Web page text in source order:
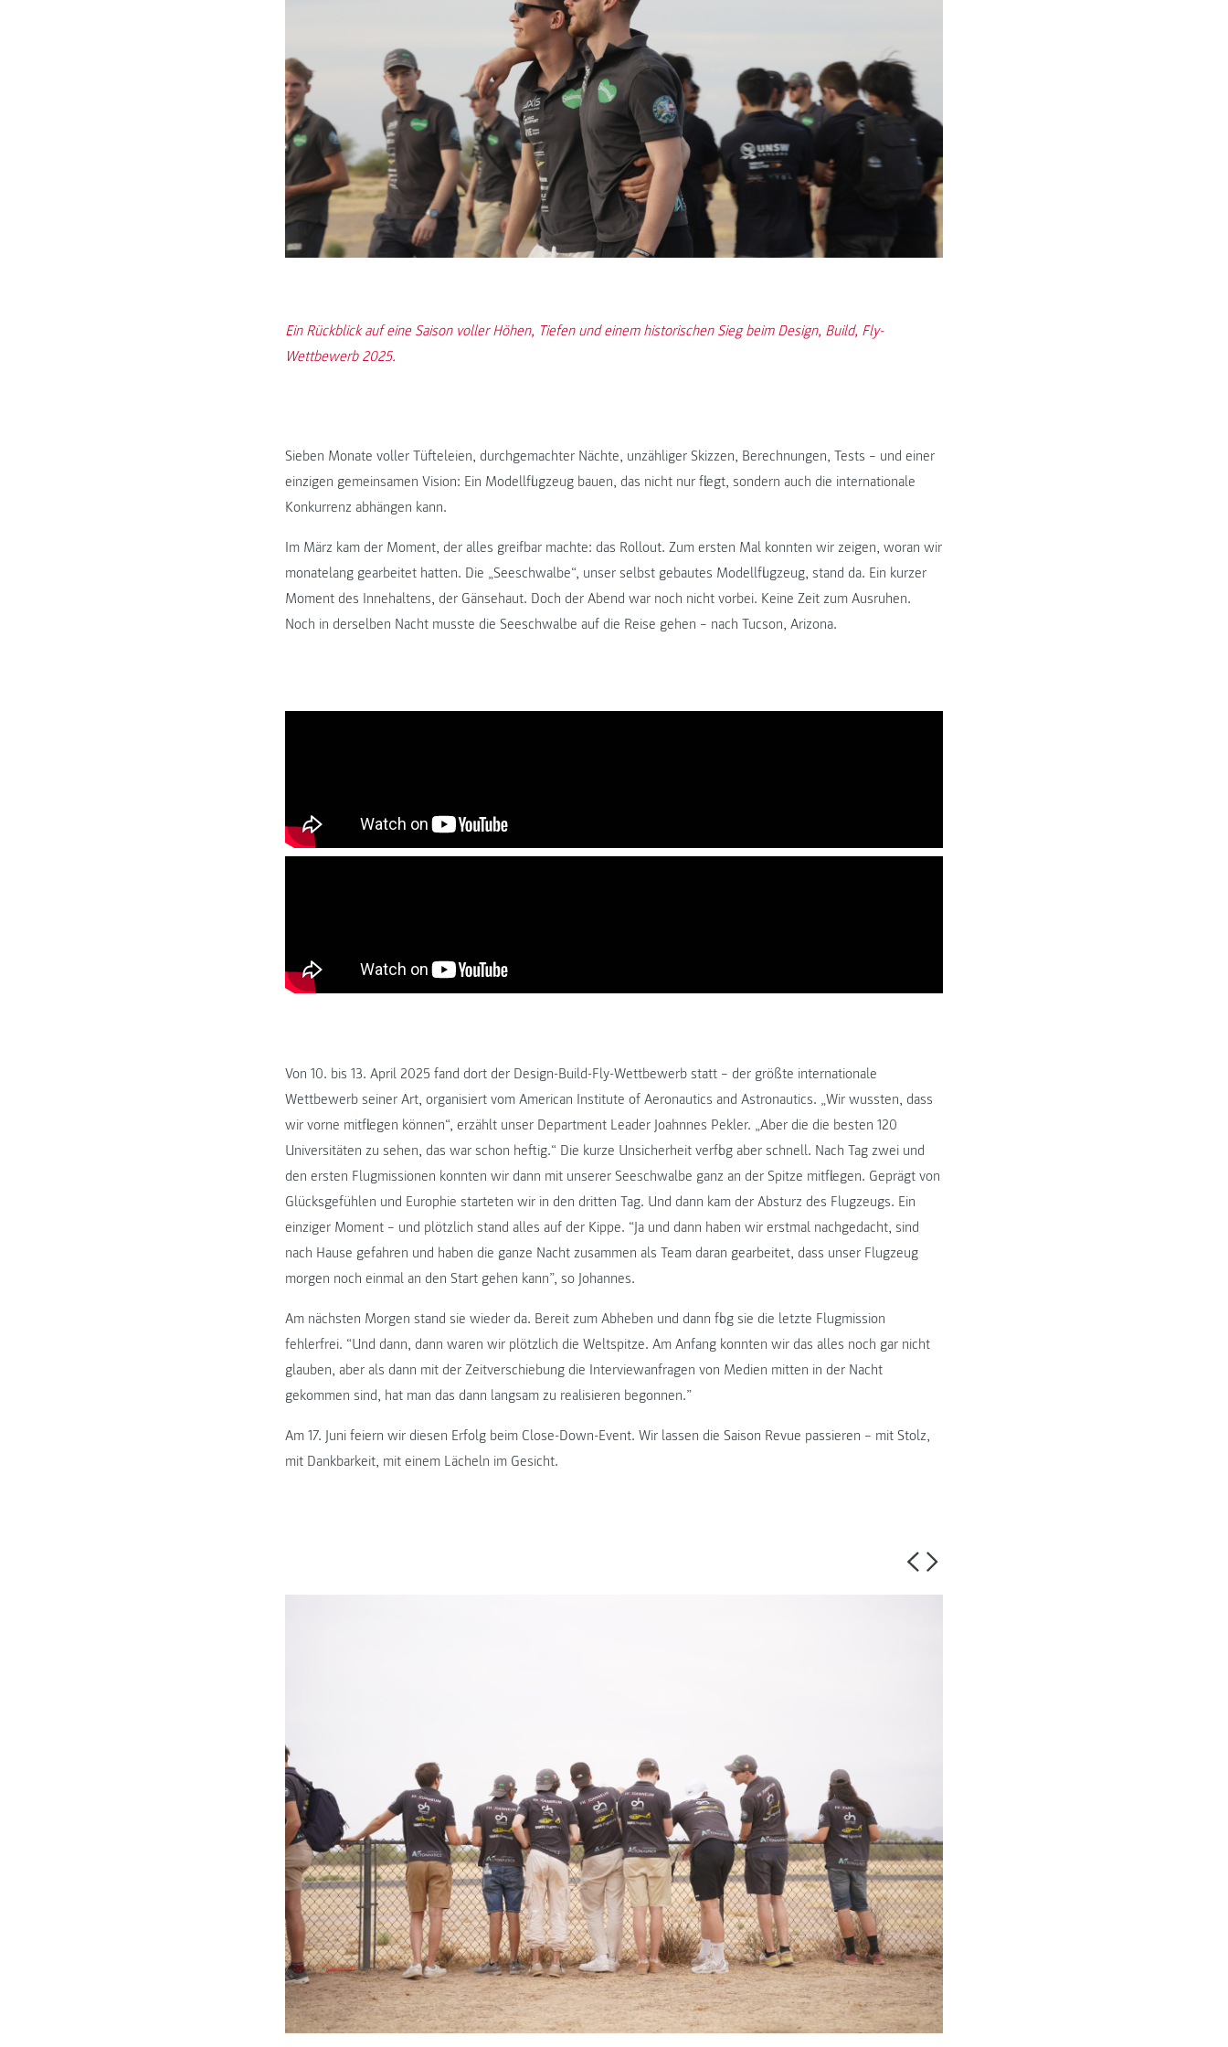
Ein Rückblick auf eine Saison voller Höhen, Tiefen und einem historischen Sieg beim Design, Build, Fly-
Wettbewerb 2025.
Sieben Monate voller Tüfteleien, durchgemachter Nächte, unzähliger Skizzen, Berechnungen, Tests – und einer
einzigen gemeinsamen Vision: Ein Modellflugzeug bauen, das nicht nur fliegt, sondern auch die internationale
Konkurrenz abhängen kann.
Im März kam der Moment, der alles greifbar machte: das Rollout. Zum ersten Mal konnten wir zeigen, woran wir
monatelang gearbeitet hatten. Die „Seeschwalbe“, unser selbst gebautes Modellflugzeug, stand da. Ein kurzer
Moment des Innehaltens, der Gänsehaut. Doch der Abend war noch nicht vorbei. Keine Zeit zum Ausruhen.
Noch in derselben Nacht musste die Seeschwalbe auf die Reise gehen – nach Tucson, Arizona.
Von 10. bis 13. April 2025 fand dort der Design-Build-Fly-Wettbewerb statt – der größte internationale
Wettbewerb seiner Art, organisiert vom American Institute of Aeronautics and Astronautics. „Wir wussten, dass
wir vorne mitfliegen können“, erzählt unser Department Leader Joahnnes Pekler. „Aber die die besten 120
Universitäten zu sehen, das war schon heftig.“ Die kurze Unsicherheit verflog aber schnell. Nach Tag zwei und
den ersten Flugmissionen konnten wir dann mit unserer Seeschwalbe ganz an der Spitze mitfliegen. Geprägt von
Glücksgefühlen und Europhie starteten wir in den dritten Tag. Und dann kam der Absturz des Flugzeugs. Ein
einziger Moment – und plötzlich stand alles auf der Kippe. “Ja und dann haben wir erstmal nachgedacht, sind
nach Hause gefahren und haben die ganze Nacht zusammen als Team daran gearbeitet, dass unser Flugzeug
morgen noch einmal an den Start gehen kann”, so Johannes.
Am nächsten Morgen stand sie wieder da. Bereit zum Abheben und dann flog sie die letzte Flugmission
fehlerfrei. “Und dann, dann waren wir plötzlich die Weltspitze. Am Anfang konnten wir das alles noch gar nicht
glauben, aber als dann mit der Zeitverschiebung die Interviewanfragen von Medien mitten in der Nacht
gekommen sind, hat man das dann langsam zu realisieren begonnen.”
Am 17. Juni feiern wir diesen Erfolg beim Close-Down-Event. Wir lassen die Saison Revue passieren – mit Stolz,
mit Dankbarkeit, mit einem Lächeln im Gesicht.